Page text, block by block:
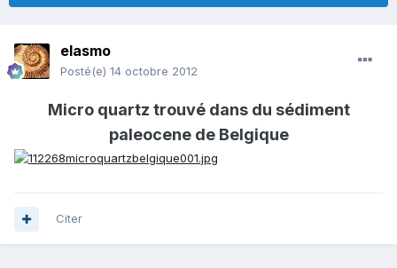
elasmo
Posté(e) 14 octobre 2012
Micro quartz trouvé dans du sédiment
paleocene de Belgique
Citer